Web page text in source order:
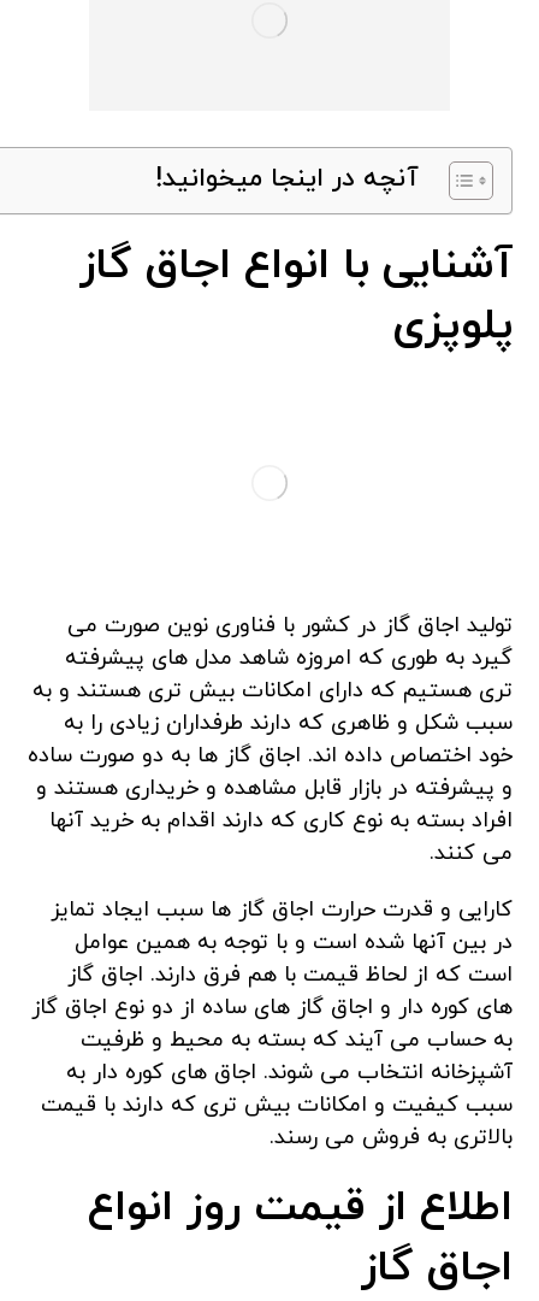
آنچه در اینجا میخوانید!
آشنایی با انواع اجاق گاز
پلوپزی
تولید اجاق گاز در کشور با فناوری نوین صورت می
گیرد به طوری که امروزه شاهد مدل های پیشرفته
تری هستیم که دارای امکانات بیش تری هستند و به
سبب شکل و ظاهری که دارند طرفداران زیادی را به
خود اختصاص داده اند. اجاق گاز ها به دو صورت ساده
و پیشرفته در بازار قابل مشاهده و خریداری هستند و
افراد بسته به نوع کاری که دارند اقدام به خرید آنها
می کنند.
کارایی و قدرت حرارت اجاق گاز ها سبب ایجاد تمایز
در بین آنها شده است و با توجه به همین عوامل
است که از لحاظ قیمت با هم فرق دارند. اجاق گاز
های کوره دار و اجاق گاز های ساده از دو نوع اجاق گاز
به حساب می آیند که بسته به محیط و ظرفیت
آشپزخانه انتخاب می شوند. اجاق های کوره دار به
سبب کیفیت و امکانات بیش تری که دارند با قیمت
بالاتری به فروش می رسند.
اطلاع از قیمت روز انواع
اجاق گاز